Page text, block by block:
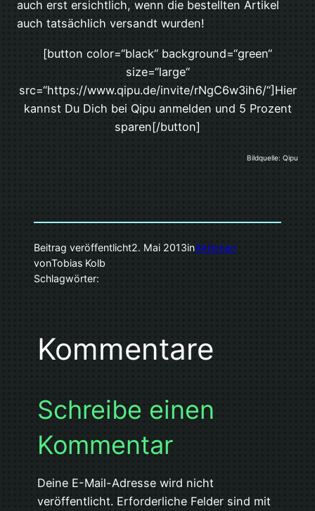
auch erst ersichtlich, wenn die bestellten Artikel
auch tatsächlich versandt wurden!
[button color=“black“ background=“green“
size=“large“
src=“https://www.qipu.de/invite/rNgC6w3ih6/“]Hier
kannst Du Dich bei Qipu anmelden und 5 Prozent
sparen[/button]
Bildquelle: Qipu
Beitrag veröffentlicht2. Mai 2013inAktionen
vonTobias Kolb
Schlagwörter:
Kommentare
Schreibe einen
Kommentar
Deine E-Mail-Adresse wird nicht
veröffentlicht. Erforderliche Felder sind mit